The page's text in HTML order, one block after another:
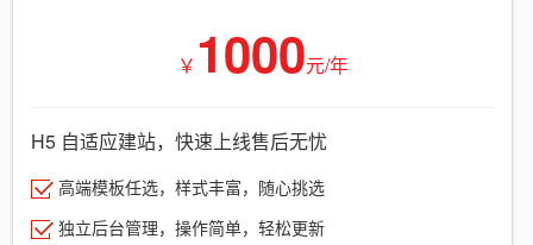
￥ 1000元/年
H5 自适应建站，快速上线售后无忧
高端模板任选，样式丰富，随心挑选
独立后台管理，操作简单，轻松更新